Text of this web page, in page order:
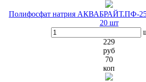
Полифосфат натрия АКВАБРАЙТ.ПФ-
20 шт
229
руб
70
коп